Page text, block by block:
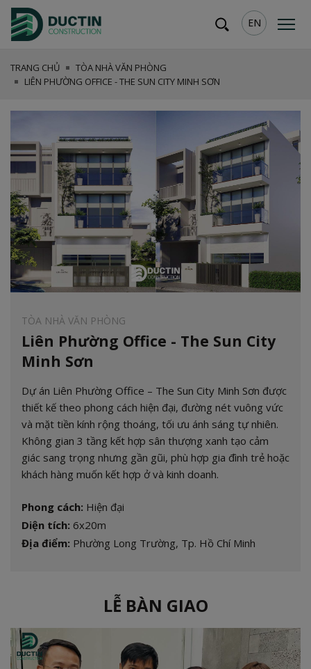
EN
TRANG CHỦ
TÒA NHÀ VĂN PHÒNG
LIÊN PHƯỜNG OFFICE - THE SUN CITY MINH SƠN
TÒA NHÀ VĂN PHÒNG
Liên Phường Office - The Sun City
Minh Sơn
Dự án Liên Phường Office – The Sun City Minh Sơn được
thiết kế theo phong cách hiện đại, đường nét vuông vức
và mặt tiền kính rộng thoáng, tối ưu ánh sáng tự nhiên.
Không gian 3 tầng kết hợp sân thượng xanh tạo cảm
giác sang trọng nhưng gần gũi, phù hợp gia đình trẻ hoặc
khách hàng muốn kết hợp ở và kinh doanh.
Phong cách: Hiện đại
Diện tích: 6x20m
Địa điểm: Phường Long Trường, Tp. Hồ Chí Minh
LỄ BÀN GIAO